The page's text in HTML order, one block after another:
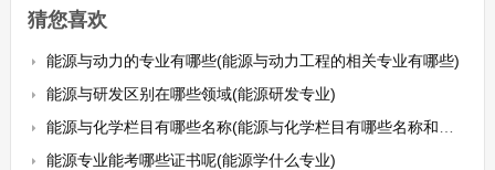
猜您喜欢
能源与动力的专业有哪些(能源与动力工程的相关专业有哪些)
能源与研发区别在哪些领域(能源研发专业)
能源与化学栏目有哪些名称(能源与化学栏目有哪些名称和内容)
能源专业能考哪些证书呢(能源学什么专业)